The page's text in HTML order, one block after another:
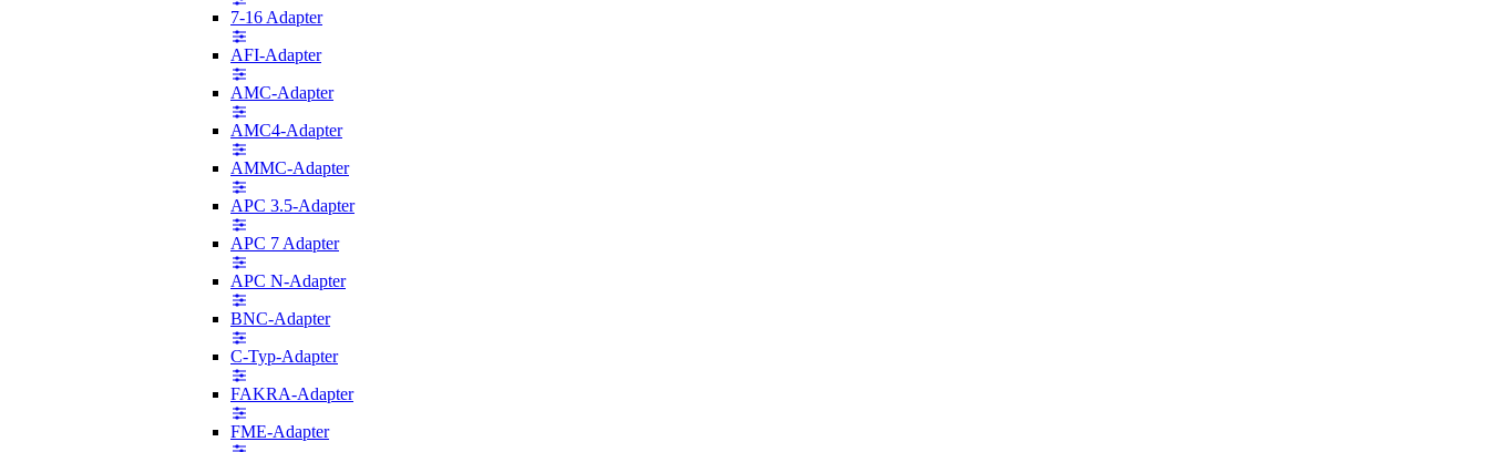
7-16 Adapter
AFI-Adapter
AMC-Adapter
AMC4-Adapter
AMMC-Adapter
APC 3.5-Adapter
APC 7 Adapter
APC N-Adapter
BNC-Adapter
C-Typ-Adapter
FAKRA-Adapter
FME-Adapter